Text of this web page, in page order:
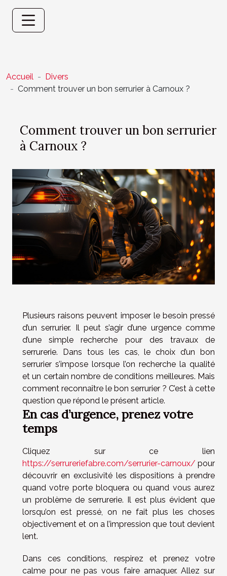
Accueil
Divers
Comment trouver un bon serrurier à Carnoux ?
Comment trouver un bon serrurier
à Carnoux ?
Plusieurs raisons peuvent imposer le besoin pressé
d’un serrurier. Il peut s’agir d’une urgence comme
d’une simple recherche pour des travaux de
serrurerie. Dans tous les cas, le choix d’un bon
serrurier s’impose lorsque l’on recherche la qualité
et un certain nombre de conditions meilleures. Mais
comment reconnaître le bon serrurier ? C’est à cette
question que répond le présent article.
En cas d’urgence, prenez votre
temps
Cliquez sur ce lien
https://serrureriefabre.com/serrurier-carnoux/ pour
découvrir en exclusivité les dispositions à prendre
quand votre porte bloquera ou quand vous aurez
un problème de serrurerie. Il est plus évident que
lorsqu’on est pressé, on ne fait plus les choses
objectivement et on a l’impression que tout devient
lent.
Dans ces conditions, respirez et prenez votre
calme pour ne pas vous faire arnaquer. Allez sur